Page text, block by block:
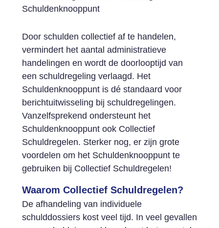
Door schulden collectief af te handelen,
vermindert het aantal administratieve
handelingen en wordt de doorlooptijd van
een schuldregeling verlaagd. Het
Schuldenknooppunt is dé standaard voor
berichtuitwisseling bij schuldregelingen.
Vanzelfsprekend ondersteunt het
Schuldenknooppunt ook Collectief
Schuldregelen. Sterker nog, er zijn grote
voordelen om het Schuldenknooppunt te
gebruiken bij Collectief Schuldregelen!
Waarom Collectief Schuldregelen?
De afhandeling van individuele
schulddossiers kost veel tijd. In veel gevallen